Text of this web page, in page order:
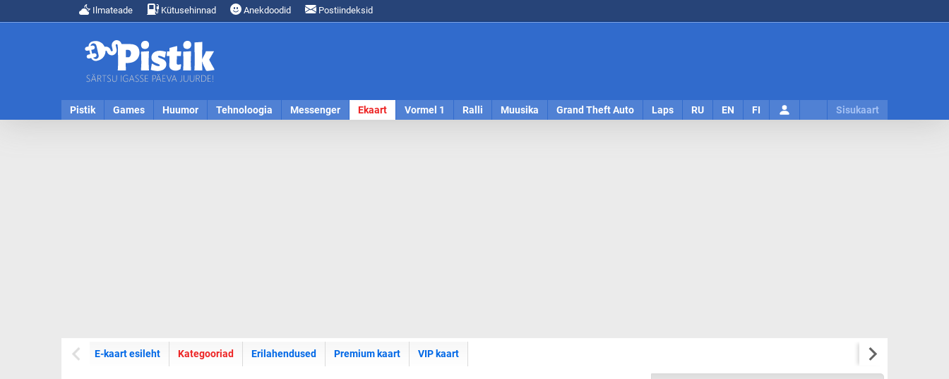
Ilmateade Kütusehinnad Anekdoodid Postiindeksid
Pistik Games Huumor Tehnoloogia Messenger Ekaart Vormel 1 Ralli Muusika Grand Theft Auto Laps RU EN FI Sisukaart
E-kaart esileht E-kaartide
Kategooriad Erilahendused Premium kaart VIP kaart